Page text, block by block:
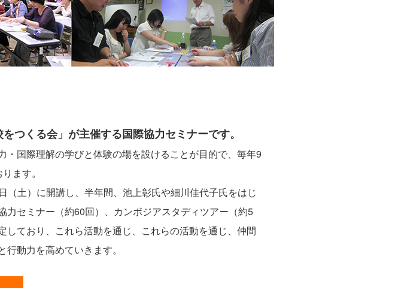
つくる会」が主催する国際協力セミナーです。
・国際理解の学びと体験の場を設けることが目的で、毎年9
ます。
（土）に開講し、半年間、池上彰氏や細川佳代子氏をはじ
力セミナー（約60回）、カンボジアスタディツアー（約5
しており、これら活動を通じ、これらの活動を通じ、仲間
動力を高めていきます。